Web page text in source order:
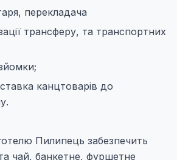
перекладача
трансферу, та транспортних
канцтоварів до
Пилипець забезпечить
чай, банкетне, фуршетне